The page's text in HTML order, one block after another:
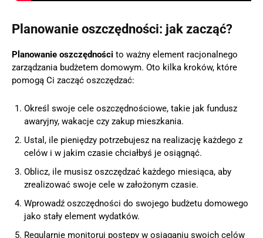
Planowanie oszczędności: jak zacząć?
Planowanie oszczędności to ważny element racjonalnego
zarządzania budżetem domowym. Oto kilka kroków, które
pomogą Ci zacząć oszczędzać:
Określ swoje cele oszczędnościowe, takie jak fundusz
awaryjny, wakacje czy zakup mieszkania.
Ustal, ile pieniędzy potrzebujesz na realizację każdego z
celów i w jakim czasie chciałbyś je osiągnąć.
Oblicz, ile musisz oszczędzać każdego miesiąca, aby
zrealizować swoje cele w założonym czasie.
Wprowadź oszczędności do swojego budżetu domowego
jako stały element wydatków.
Regularnie monitoruj postępy w osiąganiu swoich celów